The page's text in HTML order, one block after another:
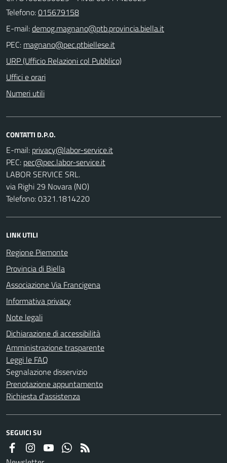
Telefono:015679158
E-mail:
PEC:
URP (Ufficio Relazioni col Pubblico)
Uffici e orari
Numeri utili
CONTATTI D.P.O.
E-mail:
PEC:
LABOR SERVICE SRL.
via Righi 29 Novara (NO)
Telefono: 0321.1814220
LINK UTILI
Regione Piemonte
Provincia di Biella
Associazione Via Francigena
Informativa privacy
Note legali
Dichiarazione di accessibilità
Amministrazione trasparente
Leggi le FAQ
Segnalazione disservizio
Prenotazione appuntamento
Richiesta d'assistenza
SEGUICI SU